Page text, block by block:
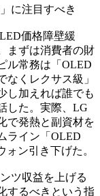
に注目すべき
価格障壁緩
まずは消費者の財
ル常務は「OLED
くレクサス級」
し加えれば誰でも
した。実際、LG
で発熱と副資材を
ライン「OLED
ォン引き下げた。
ツ収益を上げる
するべきという指